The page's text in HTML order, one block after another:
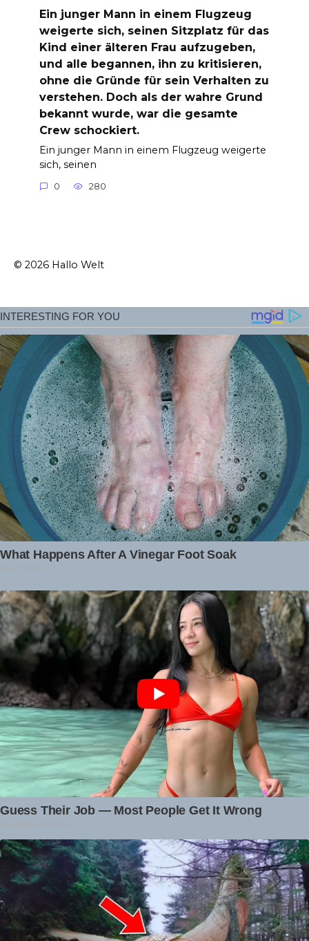
Ein junger Mann in einem Flugzeug
weigerte sich, seinen Sitzplatz für das
Kind einer älteren Frau aufzugeben,
und alle begannen, ihn zu kritisieren,
ohne die Gründe für sein Verhalten zu
verstehen. Doch als der wahre Grund
bekannt wurde, war die gesamte
Crew schockiert.
Ein junger Mann in einem Flugzeug weigerte
sich, seinen
0 280
© 2026 Hallo Welt